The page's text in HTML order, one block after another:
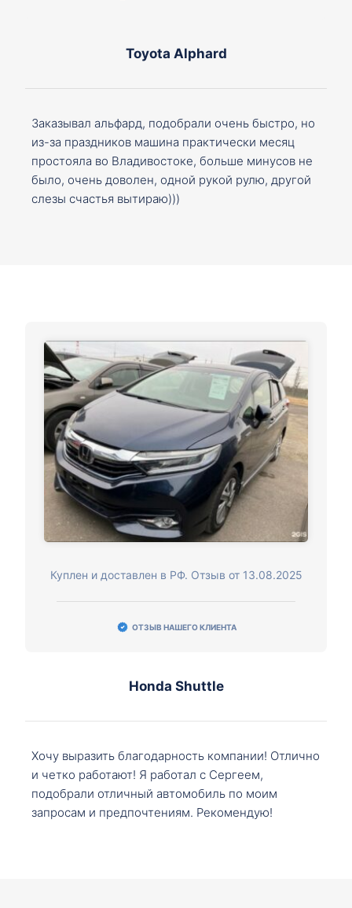
Toyota Alphard
Заказывал альфард, подобрали очень быстро, но
из-за праздников машина практически месяц
простояла во Владивостоке, больше минусов не
было, очень доволен, одной рукой рулю, другой
слезы счастья вытираю)))
Куплен и доставлен в РФ. Отзыв от 13.08.2025
ОТЗЫВ НАШЕГО КЛИЕНТА
Honda Shuttle
Хочу выразить благодарность компании! Отлично
и четко работают! Я работал с Сергеем,
подобрали отличный автомобиль по моим
запросам и предпочтениям. Рекомендую!